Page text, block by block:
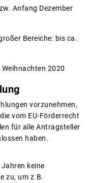
Anfang Dezember
Bereiche: bis ca.
2020
vorzunehmen,
vom EU-Förderrecht
für alle Antragsteller
haben.
keine
zu, um z.B.